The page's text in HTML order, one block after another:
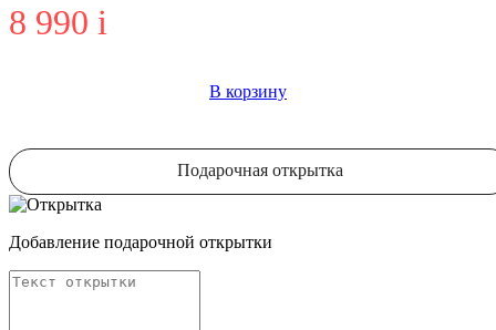
8 990 i
В корзину
Подарочная открытка
Добавление подарочной открытки